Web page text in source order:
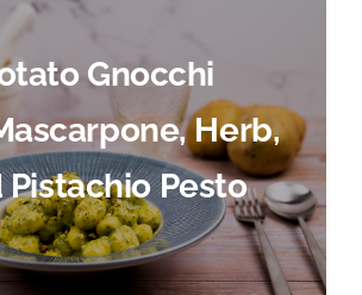
Gnocchi
Herb,
Pistachio Pesto